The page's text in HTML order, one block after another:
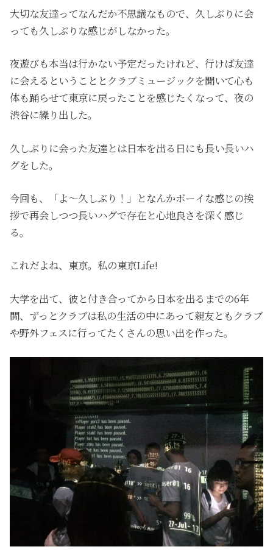
大切な友達ってなんだか不思議なもので、久しぶりに会
っても久しぶりな感じがしなかった。
夜遊びも本当は行かない予定だったけれど、行けば友達
に会えるということとクラブミュージックを聞いて心も
体も踊らせて東京に戻ったことを感じたくなって、夜の
渋谷に繰り出した。
久しぶりに会った友達とは日本を出る日にも長い長いハ
グをした。
今回も、「よ～久しぶり！」となんかボーイな感じの挨
拶で再会しつつ長いハグで存在と心地良さを深く感じ
る。
これだよね、東京。私の東京Life!
大学を出て、彼と付き合ってから日本を出るまでの6年
間、ずっとクラブは私の生活の中にあって親友ともクラブ
や野外フェスに行ってたくさんの思い出を作った。